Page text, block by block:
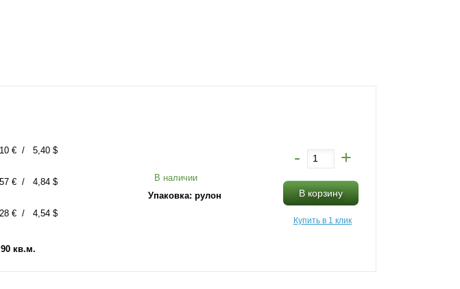
€ 5,40 $
€ 4,84 $
€ 4,54 $
В наличии
Упаковка: рулон
- +
В корзину
Купить в 1 клик
кв.м.